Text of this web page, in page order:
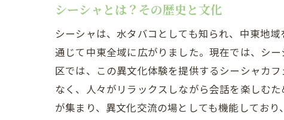
シ
シーシャとは？その歴史と文化
シーシャは、水タバコとしても知られ、中東地
通じて中東全域に広がりました。現在では、シ
区では、この異文化体験を提供するシーシャカ
なく、人々がリラックスしながら会話を楽しむ
が集まり、異文化交流の場としても機能しており